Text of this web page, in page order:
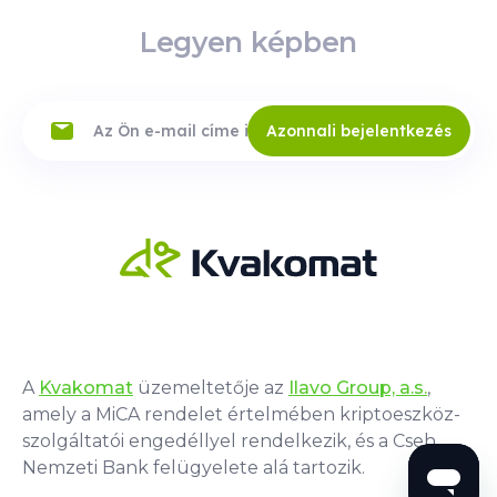
Legyen képben
Azonnali bejelentkezés
A Kvakomat üzemeltetője az Ilavo Group, a.s.,
amely a MiCA rendelet értelmében kriptoeszköz-
szolgáltatói engedéllyel rendelkezik, és a Cseh
Nemzeti Bank felügyelete alá tartozik.